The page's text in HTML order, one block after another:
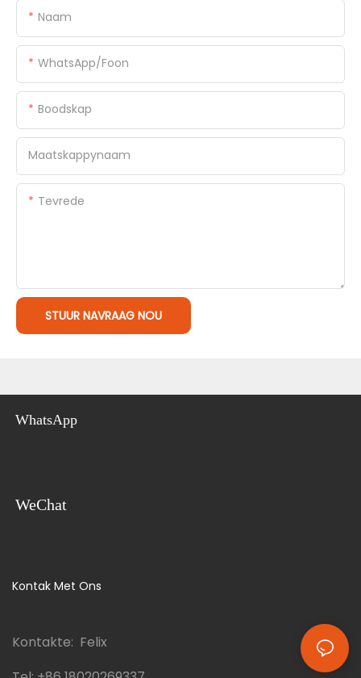
Naam
WhatsApp/foon
Boodskap
Maatskappynaam
Tevrede
STUUR NAVRAAG NOU
WhatsApp
WeChat
Kontak Met Ons
Kontakte: Felix